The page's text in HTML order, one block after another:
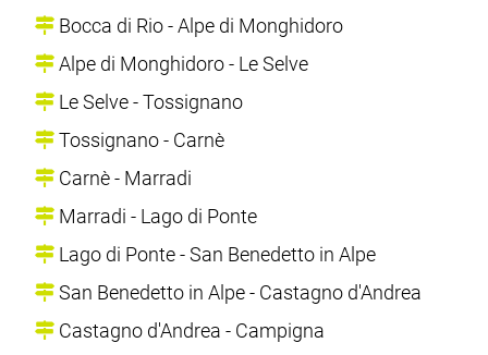
Bocca di Rio - Alpe di Monghidoro
Alpe di Monghidoro - Le Selve
Le Selve - Tossignano
Tossignano - Carnè
Carnè - Marradi
Marradi - Lago di Ponte
Lago di Ponte - San Benedetto in Alpe
San Benedetto in Alpe - Castagno d'Andrea
Castagno d'Andrea - Campigna